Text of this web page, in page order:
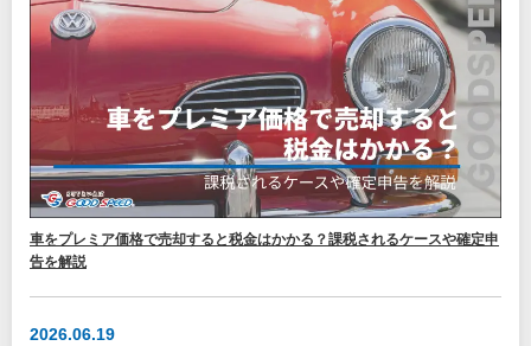
車をプレミア価格で売却すると税金はかかる？課税されるケースや確定申
告を解説
2026.06.19